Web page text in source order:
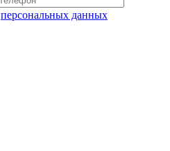
персональных данных